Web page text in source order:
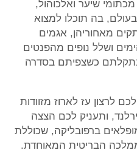
שיער ואלכוהול,
בה תוכלו למצוא
מאחוריהן, אגמים
ושלל נופים מהפנטים
כשצפיתם בסדרה
לרצון עז לארוז מזוודות
ותעניק לכם הצצה
ברפובליקה, שכוללת
הבריטית המאוחדת.